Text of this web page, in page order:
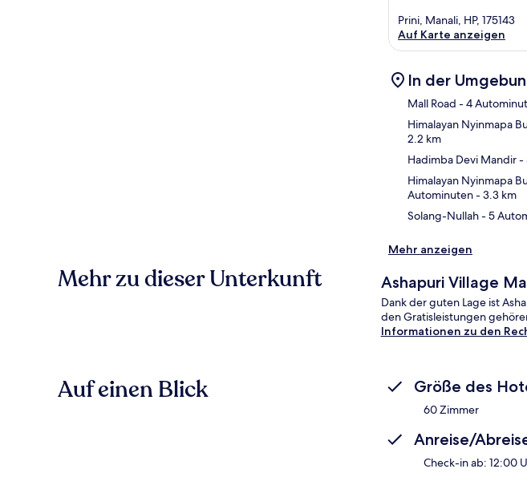
Prini, Manali, HP, 175143
Auf Karte anzeigen
In der
Mall Road - 4
Himalayan Nyinmapa
2.2 km
Hadimba Devi Mandir-
Himalayan Nyinmapa
Autominuten- 3.3 km
Solang-Nullah- 5
Mehr anzeigen
Mehr zu dieser Unterkunft Ashapuri Village
Dank der guten Lage ist
den Gratisleistungen
Informationen zu den
Auf einen Blick Größe des
60 Zimmer
Anreise/
Check-in ab: 12:00